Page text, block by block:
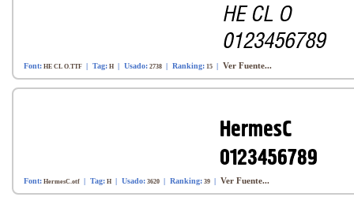
Font: HE CL O.TTF | Tag: H | Usado: 2738 | Ranking: 15 | Ver Fuente...
Font: HermesC.otf | Tag: H | Usado: 3620 | Ranking: 39 | Ver Fuente...